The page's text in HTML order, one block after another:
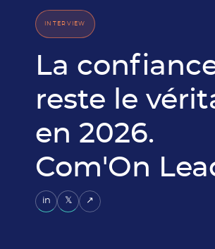
INTERVIEW
La
reste le
en 2026.
Com'On
in 𝕏 ↗